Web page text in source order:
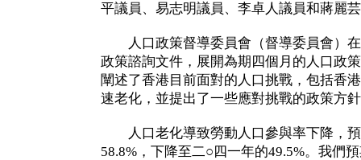
平議員、易志明議員、李卓人議員和蔣麗
人口政策督導委員會（督導委員會）在
政策諮詢文件，展開為期四個月的人口政
闡述了香港目前面對的人口挑戰，包括香
速老化，並提出了一些應對挑戰的政策方
人口老化導致勞動人口參與率下降，預
58.8%，下降至二○四一年的49.5%。我們